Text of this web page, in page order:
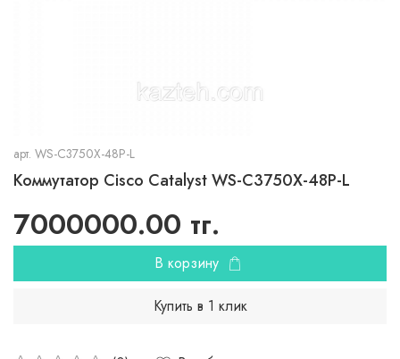
арт. WS-C3750X-48P-L
Коммутатор Cisco Catalyst WS-C3750X-48P-L
7000000.00 тг.
В корзину
Купить в 1 клик